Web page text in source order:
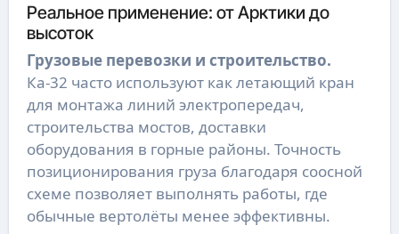
Реальное применение: от Арктики до
высоток
Грузовые перевозки и строительство.
Ка-32 часто используют как летающий кран
для монтажа линий электропередач,
строительства мостов, доставки
оборудования в горные районы. Точность
позиционирования груза благодаря соосной
схеме позволяет выполнять работы, где
обычные вертолёты менее эффективны.